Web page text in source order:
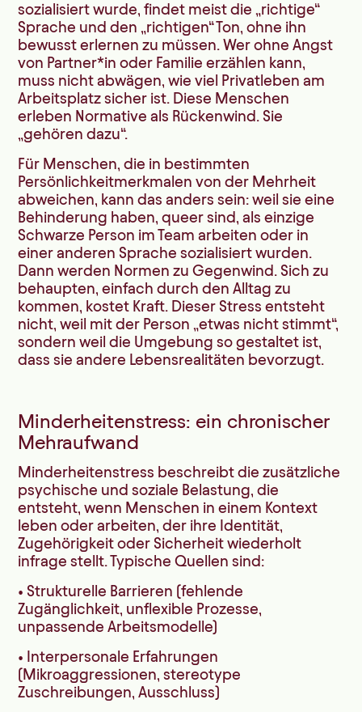
sozialisiert wurde, findet meist die „richtige“
Sprache und den „richtigen“ Ton, ohne ihn
bewusst erlernen zu müssen. Wer ohne Angst
von Partner*in oder Familie erzählen kann,
muss nicht abwägen, wie viel Privatleben am
Arbeitsplatz sicher ist. Diese Menschen
erleben Normative als Rückenwind. Sie
„gehören dazu“.
Für Menschen, die in bestimmten
Persönlichkeitmerkmalen von der Mehrheit
abweichen, kann das anders sein: weil sie eine
Behinderung haben, queer sind, als einzige
Schwarze Person im Team arbeiten oder in
einer anderen Sprache sozialisiert wurden.
Dann werden Normen zu Gegenwind. Sich zu
behaupten, einfach durch den Alltag zu
kommen, kostet Kraft. Dieser Stress entsteht
nicht, weil mit der Person „etwas nicht stimmt“,
sondern weil die Umgebung so gestaltet ist,
dass sie andere Lebensrealitäten bevorzugt.
Minderheitenstress: ein chronischer
Mehraufwand
Minderheitenstress beschreibt die zusätzliche
psychische und soziale Belastung, die
entsteht, wenn Menschen in einem Kontext
leben oder arbeiten, der ihre Identität,
Zugehörigkeit oder Sicherheit wiederholt
infrage stellt. Typische Quellen sind:
• Strukturelle Barrieren (fehlende
Zugänglichkeit, unflexible Prozesse,
unpassende Arbeitsmodelle)
• Interpersonale Erfahrungen
(Mikroaggressionen, stereotype
Zuschreibungen, Ausschluss)